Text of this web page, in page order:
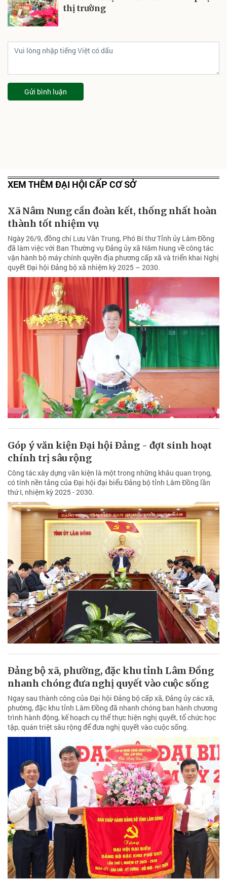
thị trường
Gửi bình luận
XEM THÊM ĐẠI HỘI CẤP CƠ SỞ
Xã Nâm Nung cần đoàn kết, thống nhất hoàn
thành tốt nhiệm vụ
Ngày 26/9, đồng chí Lưu Văn Trung, Phó Bí thư Tỉnh ủy Lâm Đồng
đã làm việc với Ban Thường vụ Đảng ủy xã Nâm Nung về công tác
vận hành bộ máy chính quyền địa phương cấp xã và triển khai Nghị
quyết Đại hội Đảng bộ xã nhiệm kỳ 2025 – 2030.
Góp ý văn kiện Ðại hội Ðảng - đợt sinh hoạt
chính trị sâu rộng
Công tác xây dựng văn kiện là một trong những khâu quan trọng,
có tính nền tảng của Đại hội đại biểu Đảng bộ tỉnh Lâm Đồng lần
thứ I, nhiệm kỳ 2025 - 2030.
Đảng bộ xã, phường, đặc khu tỉnh Lâm Đồng
nhanh chóng đưa nghị quyết vào cuộc sống
Ngay sau thành công của Đại hội Đảng bộ cấp xã, Đảng ủy các xã,
phường, đặc khu tỉnh Lâm Đồng đã nhanh chóng ban hành chương
trình hành động, kế hoạch cụ thể thực hiện nghị quyết, tổ chức học
tập, quán triệt sâu rộng để đưa nghị quyết vào cuộc sống.